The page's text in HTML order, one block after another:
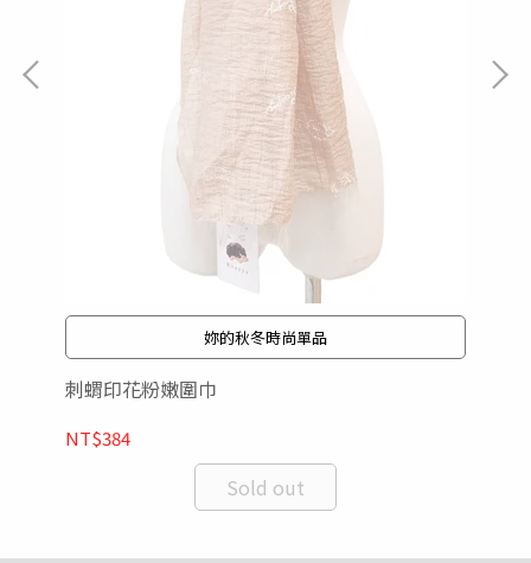
妳的秋冬時尚單品
刺蝟印花粉嫩圍巾
NT$384
Sold out